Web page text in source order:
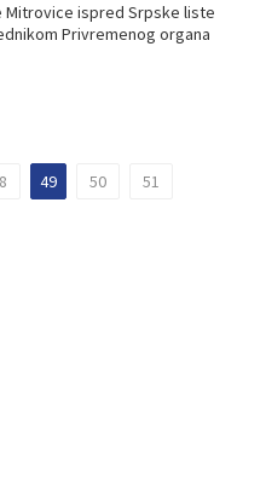
Mitrovice ispred Srpske liste
Privremenog organa
49 50 51